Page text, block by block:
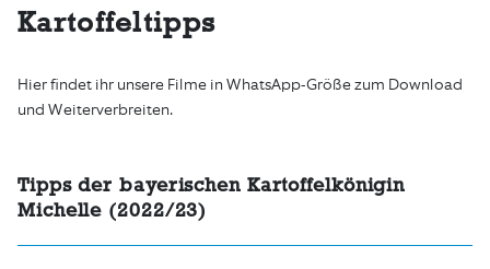
Kartoffeltipps
Hier findet ihr unsere Filme in WhatsApp-Größe zum Download
und Weiterverbreiten.
Tipps der bayerischen Kartoffelkönigin
Michelle (2022/23)